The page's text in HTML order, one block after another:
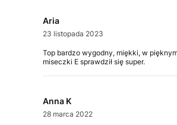
Aria
23 listopada 2023
Top bardzo wygodny, miękki, w
miseczki E sprawdził się super.
Anna K
28 marca 2022